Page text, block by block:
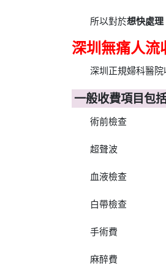
所以對於想快處理
深圳無痛人流
深圳正規婦科醫院
一般收費項目包
術前檢查
超聲波
血液檢查
白帶檢查
手術費
麻醉費